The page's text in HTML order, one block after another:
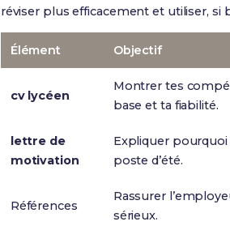
réviser plus efficacement et utiliser, si
Élément Objectif
cv lycéen
Montrer tes
base et ta fiabilité.
lettre de
motivation
Expliquer pourquoi
poste d’été.
Références
Rassurer
sérieux.